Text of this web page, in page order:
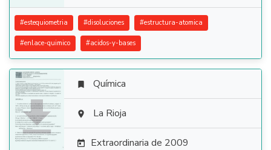
#estequiometria #disoluciones #estructura-atomica
#enlace-quimico #acidos-y-bases

 Química
 La Rioja
 Extraordinaria de 2009